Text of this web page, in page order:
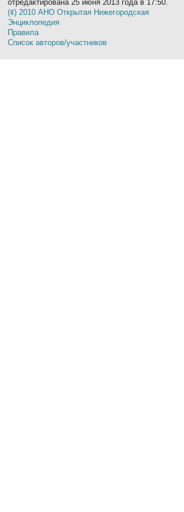
отредактирована 25 июня 2013 года в 17:50.
(¢) 2010 АНО Открытая Нижегородская
Энциклопедия
Правила
Список авторов/участников